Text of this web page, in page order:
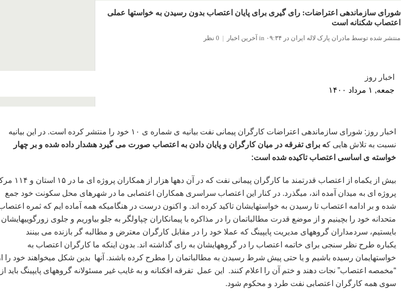
شورای سازماندهی اعتراضات: رای گیری برای پایان اعتصاب بدون رسیدن به خواستها عملی
اعتصاب شکنانه است
منتشر شده توسط مادران پارک لاله ایران در ۰۹:۳۴ in آخرین اخبار | 0 نظر
اخبار روز
جمعه, ۱ مرداد ۱۴۰۰
اخبار روز: شورای سازماندهی اعتراضات کارگران پیمانی نفت بیانیه ی شماره ی ۱۰ خود را منتشر کرده است. در این بیانیه
نسبت به تلاش هایی که برای تفرقه در میان کارگران و پایان دادن به اعتصاب صورت می گیرد هشدار داده شده و بر چهار
خواسته ی اساسی اعتصاب تاکیده شده است:
بیش از یکماه از اعتصاب قدرتمند ما کارگران پیمانی نفت که در آن دهها هزار
پروژه ای به میدان آمده اند، میگذرد. در کنار این اعتصاب سراسری همکاران اعتصابی ما در شهرهای محل سکونت خود جمع
شده و بر ادامه اعتصاب تا رسیدن به خواستهایشان تاکید کرده اند. و اکنون درست در هنگامیکه همه آماده ایم که ثمره
متحدانه خود را بچینیم و از موضع قدرت مطالباتمان را در مذاکره با پیمانکاران چپاولگر به جلو بیاوریم و جلوی زورگوییهایشان
بایستیم، سردمداران گروههای مدیریت پایپینگ که عملا خود را در مقابل کارگران معترض و مطالبه گر بازنده می بینند
یکباره طرح نظر سنجی برای خاتمه اعتصاب را در گروههایشان به رای گذاشته اند. بدون اینکه ما کارگران اعتصاب به
خواستهایمان رسیده باشیم و یا حتی پیش شرط رسیدن به مطالباتمان را مطرح کرده باشند. آنها بدین شکل میخواهند خود را
“مخمصه اعتصاب” نجات دهند و ختم آن را اعلام کنند. این عمل تفرقه افکنانه و به غایب غیر مسئولانه گروههای پایپینگ باید از
سوی همه کارگران اعتصابی نفت طرد و محکوم شود.